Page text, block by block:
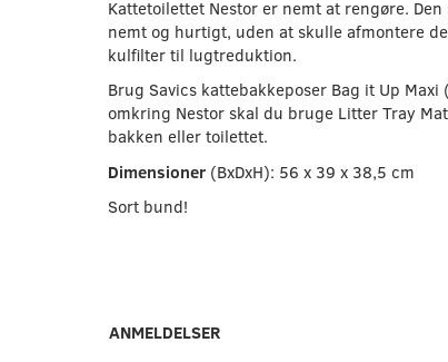
Kattetoilettet Nestor er nemt at rengøre.
nemt og hurtigt, uden at skulle afmontere
kulfilter til lugtreduktion.
Brug Savics kattebakkeposer Bag it Up
omkring Nestor skal du bruge Litter Tray
bakken eller toilettet.
Dimensioner (BxDxH): 56 x 39 x 38,5 cm
Sort bund!
ANMELDELSER